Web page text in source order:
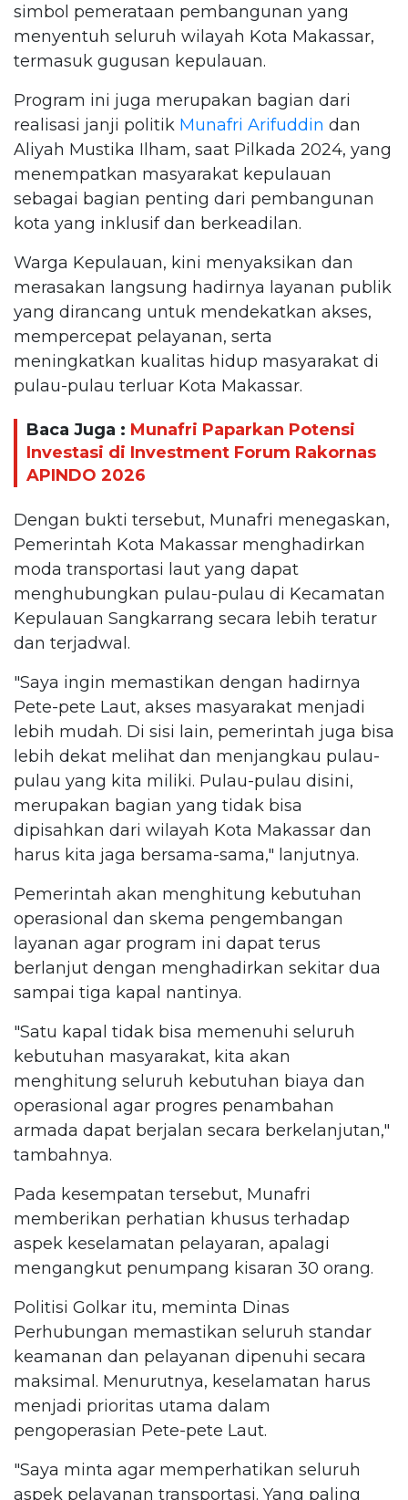
simbol pemerataan pembangunan yang
menyentuh seluruh wilayah Kota Makassar,
termasuk gugusan kepulauan.
Program ini juga merupakan bagian dari
realisasi janji politik Munafri Arifuddin dan
Aliyah Mustika Ilham, saat Pilkada 2024, yang
menempatkan masyarakat kepulauan
sebagai bagian penting dari pembangunan
kota yang inklusif dan berkeadilan.
Warga Kepulauan, kini menyaksikan dan
merasakan langsung hadirnya layanan publik
yang dirancang untuk mendekatkan akses,
mempercepat pelayanan, serta
meningkatkan kualitas hidup masyarakat di
pulau-pulau terluar Kota Makassar.
Baca Juga : Munafri Paparkan Potensi
Investasi di Investment Forum Rakornas
APINDO 2026
Dengan bukti tersebut, Munafri menegaskan,
Pemerintah Kota Makassar menghadirkan
moda transportasi laut yang dapat
menghubungkan pulau-pulau di Kecamatan
Kepulauan Sangkarrang secara lebih teratur
dan terjadwal.
"Saya ingin memastikan dengan hadirnya
Pete-pete Laut, akses masyarakat menjadi
lebih mudah. Di sisi lain, pemerintah juga bisa
lebih dekat melihat dan menjangkau pulau-
pulau yang kita miliki. Pulau-pulau disini,
merupakan bagian yang tidak bisa
dipisahkan dari wilayah Kota Makassar dan
harus kita jaga bersama-sama," lanjutnya.
Pemerintah akan menghitung kebutuhan
operasional dan skema pengembangan
layanan agar program ini dapat terus
berlanjut dengan menghadirkan sekitar dua
sampai tiga kapal nantinya.
"Satu kapal tidak bisa memenuhi seluruh
kebutuhan masyarakat, kita akan
menghitung seluruh kebutuhan biaya dan
operasional agar progres penambahan
armada dapat berjalan secara berkelanjutan,"
tambahnya.
Pada kesempatan tersebut, Munafri
memberikan perhatian khusus terhadap
aspek keselamatan pelayaran, apalagi
mengangkut penumpang kisaran 30 orang.
Politisi Golkar itu, meminta Dinas
Perhubungan memastikan seluruh standar
keamanan dan pelayanan dipenuhi secara
maksimal. Menurutnya, keselamatan harus
menjadi prioritas utama dalam
pengoperasian Pete-pete Laut.
"Saya minta agar memperhatikan seluruh
aspek pelayanan transportasi. Yang paling